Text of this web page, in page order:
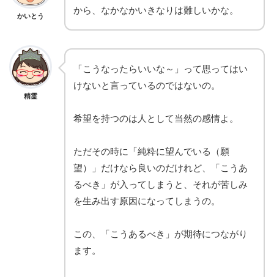
かいとう
から、なかなかいきなりは難しいかな。
精霊
「こうなったらいいな～」って思ってはい
けないと言っているのではないの。
希望を持つのは人として当然の感情よ。
ただその時に「純粋に望んでいる（願
望）」だけなら良いのだけれど、「こうあ
るべき」が入ってしまうと、それが苦しみ
を生み出す原因になってしまうの。
この、「こうあるべき」が期待につながり
ます。